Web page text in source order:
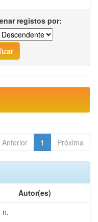
registos por:
Anterior 1 Próxima
Autor(es)
n.
-